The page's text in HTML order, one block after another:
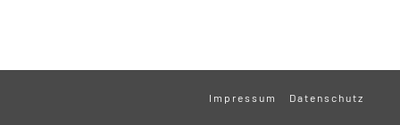
Impressum Datenschutz